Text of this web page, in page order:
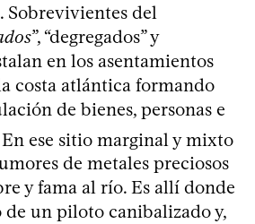
Sobrevivientes del
”, “degregados” y
en los asentamientos
costa atlántica formando
de bienes, personas e
En ese sitio marginal y mixto
de metales preciosos
y fama al río. Es allí donde
de un piloto canibalizado y,